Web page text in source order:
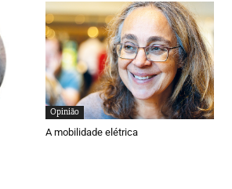
Opinião
A mobilidade elétrica